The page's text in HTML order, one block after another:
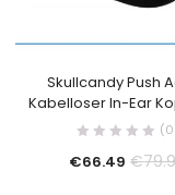
Skullcandy Push
Kabelloser In-Ear
€66.49 €